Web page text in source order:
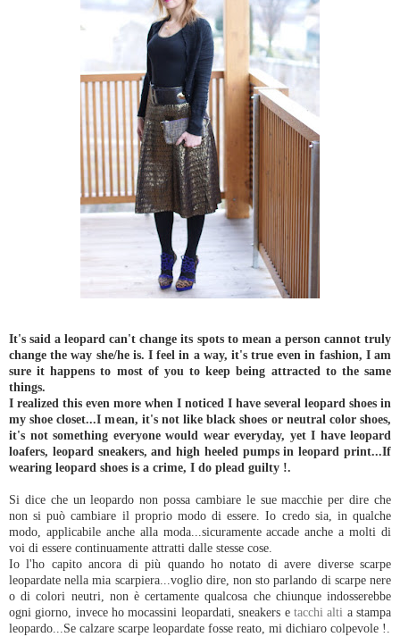
It's said a leopard can't change its spots to mean a person cannot truly
change the way she/he is. I feel in a way, it's true even in fashion, I am
sure it happens to most of you to keep being attracted to the same
things.
I realized this even more when I noticed I have several leopard shoes in
my shoe closet...I mean, it's not like black shoes or neutral color shoes,
it's not something everyone would wear everyday, yet I have leopard
loafers, leopard sneakers, and high heeled pumps in leopard print...If
wearing leopard shoes is a crime, I do plead guilty !.
Si dice che un leopardo non possa cambiare le sue macchie per dire che
non si può cambiare il proprio modo di essere. Io credo sia, in qualche
modo, applicabile anche alla moda...sicuramente accade anche a molti di
voi di essere continuamente attratti dalle stesse cose.
Io l'ho capito ancora di più quando ho notato di avere diverse scarpe
leopardate nella mia scarpiera...voglio dire, non sto parlando di scarpe nere
o di colori neutri, non è certamente qualcosa che chiunque indosserebbe
ogni giorno, invece ho mocassini leopardati, sneakers e tacchi alti a stampa
leopardo...Se calzare scarpe leopardate fosse reato, mi dichiaro colpevole !.